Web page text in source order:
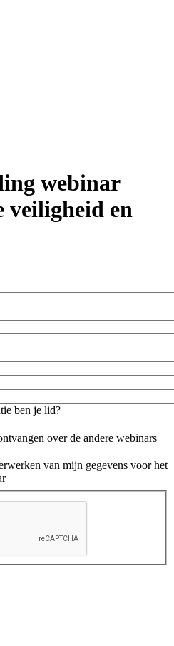
webinar
veiligheid en
ben je lid?
over de andere webinars
van mijn gegevens voor het